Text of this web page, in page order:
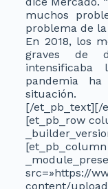
muchos
problema de
En 2018, los
graves de
pandemia
situación.
[/et_pb_text][/
[et_pb_row
[et_pb_column
src=»https://
content/